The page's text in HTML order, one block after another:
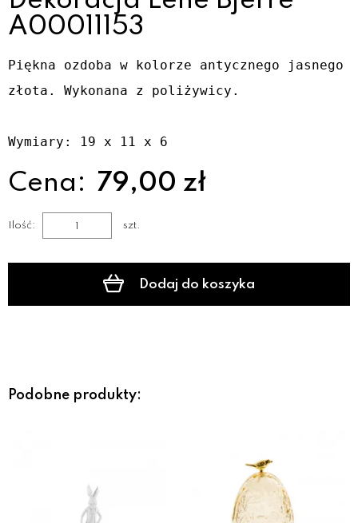
A00011153
Piękna ozdoba w kolorze antycznego jasnego
złota. Wykonana z poliżywicy.
Wymiary: 19 x 11 x 6
Cena: 79,00 zł
Ilość: szt.
Dodaj do koszyka
Podobne produkty: